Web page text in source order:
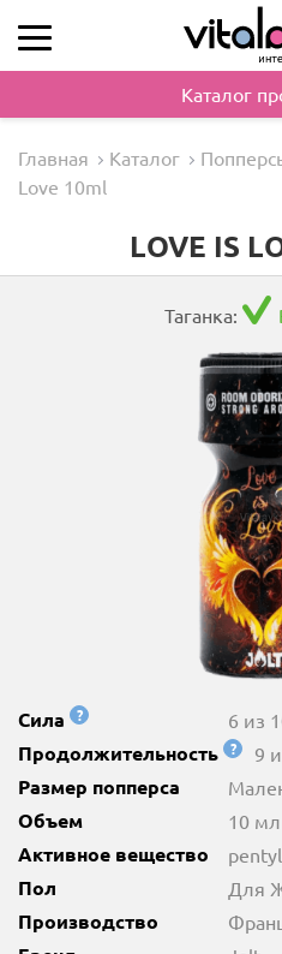
Каталог
Главная Каталог
Love 10ml
LOVE IS
Таганка:
Сила ? 6 из
Продолжительность ? 9
Размер попперса
Объем 10 мл
Активное вещество
Пол Для
Производство